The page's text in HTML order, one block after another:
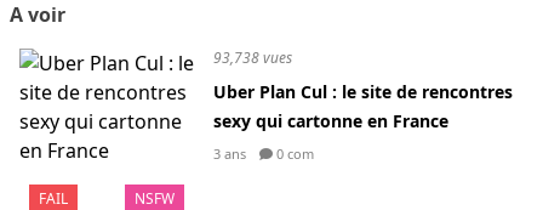
A voir
FAIL NSFW
93,738 vues
Uber Plan Cul : le site de rencontres
sexy qui cartonne en France
3 ans 0 com